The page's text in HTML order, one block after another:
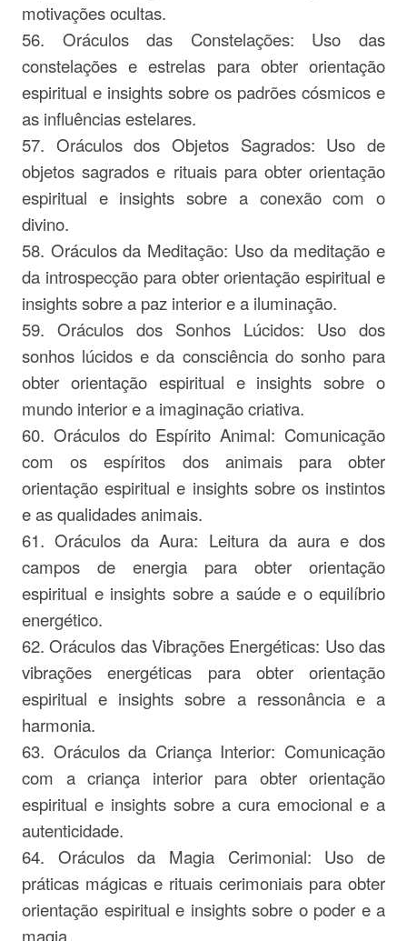
motivações ocultas.
56. Oráculos das Constelações: Uso das
constelações e estrelas para obter orientação
espiritual e insights sobre os padrões cósmicos e
as influências estelares.
57. Oráculos dos Objetos Sagrados: Uso de
objetos sagrados e rituais para obter orientação
espiritual e insights sobre a conexão com o
divino.
58. Oráculos da Meditação: Uso da meditação e
da introspecção para obter orientação espiritual e
insights sobre a paz interior e a iluminação.
59. Oráculos dos Sonhos Lúcidos: Uso dos
sonhos lúcidos e da consciência do sonho para
obter orientação espiritual e insights sobre o
mundo interior e a imaginação criativa.
60. Oráculos do Espírito Animal: Comunicação
com os espíritos dos animais para obter
orientação espiritual e insights sobre os instintos
e as qualidades animais.
61. Oráculos da Aura: Leitura da aura e dos
campos de energia para obter orientação
espiritual e insights sobre a saúde e o equilíbrio
energético.
62. Oráculos das Vibrações Energéticas: Uso das
vibrações energéticas para obter orientação
espiritual e insights sobre a ressonância e a
harmonia.
63. Oráculos da Criança Interior: Comunicação
com a criança interior para obter orientação
espiritual e insights sobre a cura emocional e a
autenticidade.
64. Oráculos da Magia Cerimonial: Uso de
práticas mágicas e rituais cerimoniais para obter
orientação espiritual e insights sobre o poder e a
magia.